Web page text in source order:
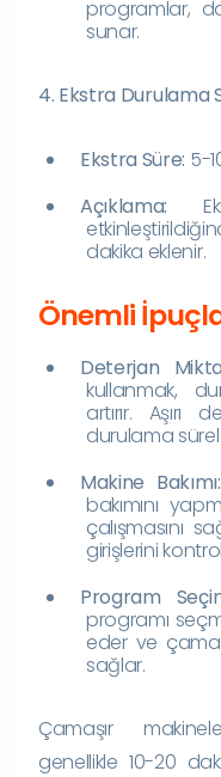
programlar,
sunar.
4. Ekstra Durulama
Ekstra Süre: 5-
Açıklama:
dakika eklenir.
Önemli
Deterjan
kullanmak,
artırır. Aşırı
durulama
Makine Bakımı:
bakımını
çalışmasını
girişlerini
Program
programı
eder ve
sağlar.
Çamaşır
genellikle 10-20